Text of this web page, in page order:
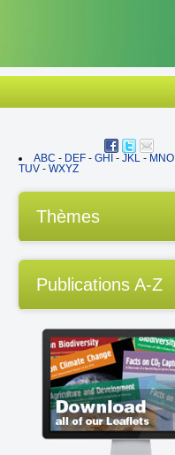
ABC - DEF - GHI - JKL - MNO
TUV - WXYZ
Thèmes
Publications A-Z